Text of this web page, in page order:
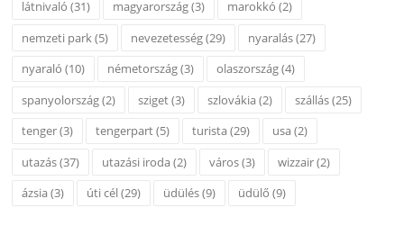
látnivaló (31) magyarország(3) marokkó (2)
nemzeti park(5) nevezetesség(29) nyaralás(27)
nyaraló (10) németország(3) olaszország(4)
spanyolország(2) sziget(3) szlovákia(2) szállás(25)
tenger(3) tengerpart(5) turista(29) usa(2)
utazás(37) utazási iroda(2) város(3) wizzair(2)
ázsia(3) úti cél(29) üdülés(9) üdülő (9)